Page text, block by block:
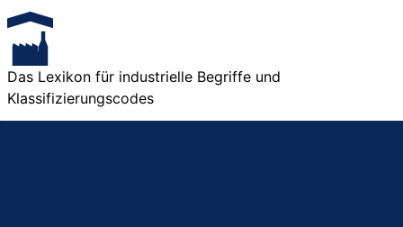
Das Lexikon für industrielle Begriffe und
Klassifizierungscodes